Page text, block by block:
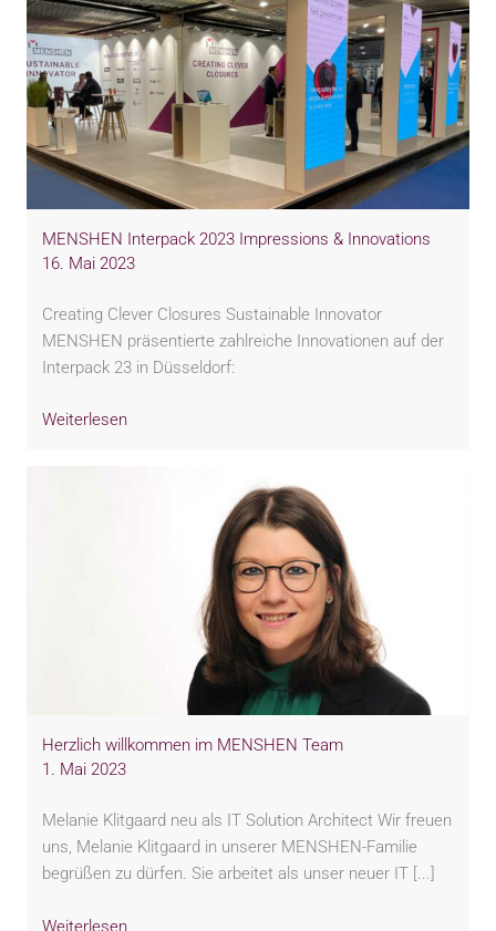
MENSHEN Interpack 2023 Impressions & Innovations
16. Mai 2023
Creating Clever Closures Sustainable Innovator
MENSHEN präsentierte zahlreiche Innovationen auf der
Interpack 23 in Düsseldorf:
Weiterlesen
Herzlich willkommen im MENSHEN Team
1. Mai 2023
Melanie Klitgaard neu als IT Solution Architect Wir freuen
uns, Melanie Klitgaard in unserer MENSHEN-Familie
begrüßen zu dürfen. Sie arbeitet als unser neuer IT [...]
Weiterlesen